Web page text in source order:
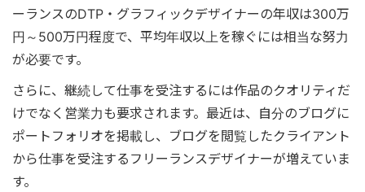
ーランスのDTP・グラフィックデザイナーの年収は300万
円～500万円程度で、平均年収以上を稼ぐには相当な努力
が必要です。
さらに、継続して仕事を受注するには作品のクオリティだ
けでなく営業力も要求されます。最近は、自分のブログに
ポートフォリオを掲載し、ブログを閲覧したクライアント
から仕事を受注するフリーランスデザイナーが増えていま
す。